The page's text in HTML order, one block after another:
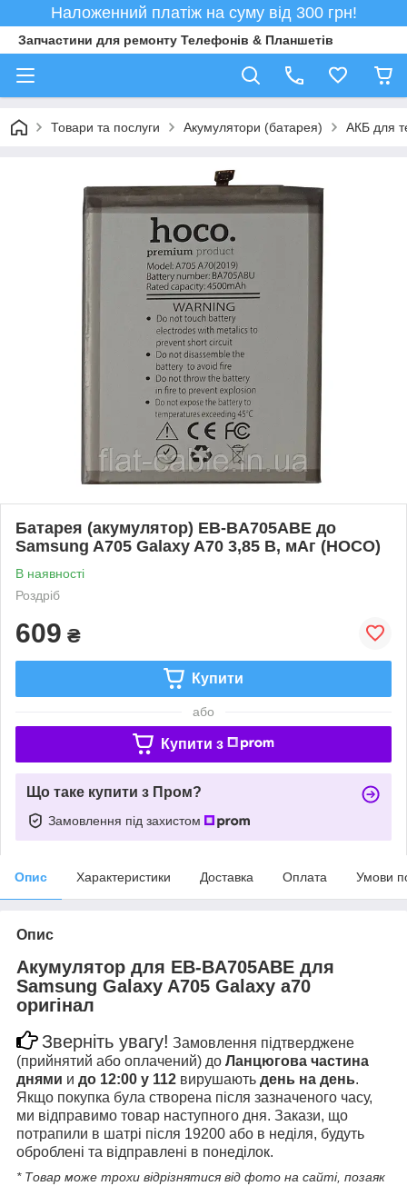
Наложенний платіж на суму від 300 грн!
Запчастини для ремонту Телефонів & Планшетів
Товари та послуги Акумулятори (батарея) АКБ для
Батарея (акумулятор) EB-BA705ABE до
Samsung A705 Galaxy A70 3,85 B, мАг (HOCO)
В наявності
Роздріб
609 ₴
Купити
або
Купити з
Що таке купити з Пром?
Замовлення під захистом
Опис Характеристики Доставка Оплата Умови
Опис
Акумулятор для EB-BA705ABE для
Samsung Galaxy A705 Galaxy a70
оригінал
Зверніть увагу! Замовлення підтверджене
(прийнятий або оплачений) до Ланцюгова частина
днями и до 12:00 у 112 вирушають день на день.
Якщо покупка була створена після зазначеного часу,
ми відправимо товар наступного дня. Закази, що
потрапили в шатрі після 19200 або в неділя, будуть
оброблені та відправлені в понеділок.
* Товар може трохи відрізнятися від фото на сайті, позаяк